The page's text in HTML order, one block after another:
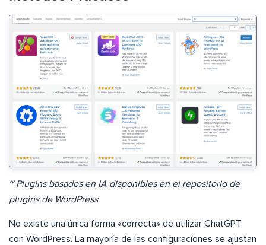
~ Plugins basados en IA disponibles en el repositorio de
plugins de WordPress
No existe una única forma «correcta» de utilizar ChatGPT
con WordPress. La mayoría de las configuraciones se ajustan